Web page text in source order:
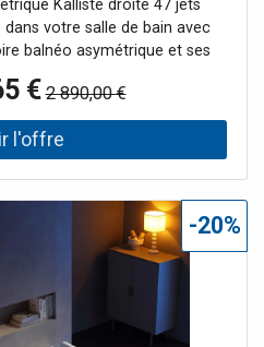
Kalliste droite 47 jets
votre salle de bain avec
balnéo asymétrique et ses
pour une détente absolue.
les éclairages robinetterie et
pour illuminer votre salle
disperser ses bienfaits
une expérience de bain sans
€ 2 890,00 €
-20%